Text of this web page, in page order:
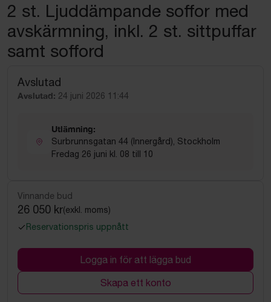
2 st. Ljuddämpande soffor med
avskärmning, inkl. 2 st. sittpuffar
samt sofford
Avslutad
Avslutad: 24 juni 2026 11:44
Utlämning:
Surbrunnsgatan 44 (Innergård), Stockholm
Fredag 26 juni kl. 08 till 10
Vinnande bud
26 050 kr(exkl. moms)
Reservationspris uppnått
Logga in för att lägga bud
Skapa ett konto